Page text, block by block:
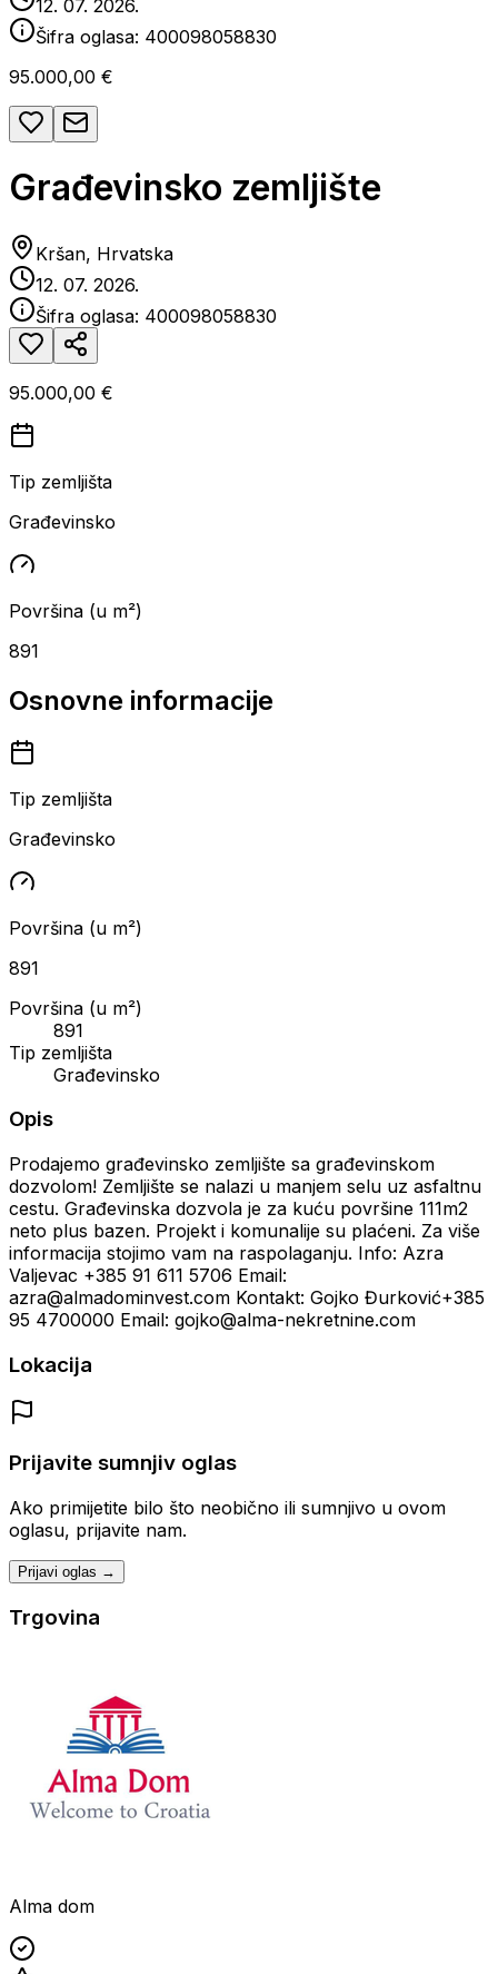
12. 07. 2026.
Šifra oglasa: 400098058830
95.000,00 €
Građevinsko zemljište
Kršan, Hrvatska
12. 07. 2026.
Šifra oglasa: 400098058830
95.000,00 €
Tip zemljišta
Građevinsko
Površina (u m²)
891
Osnovne informacije
Tip zemljišta
Građevinsko
Površina (u m²)
891
Površina (u m²)
891
Tip zemljišta
Građevinsko
Opis
Prodajemo građevinsko zemljište sa građevinskom
dozvolom! Zemljište se nalazi u manjem selu uz asfaltnu
cestu. Građevinska dozvola je za kuću površine 111m2
neto plus bazen. Projekt i komunalije su plaćeni. Za više
informacija stojimo vam na raspolaganju. Info: Azra
Valjevac +385 91 611 5706 Email:
azra@almadominvest.com Kontakt: Gojko Đurković+385
95 4700000 Email: gojko@alma-nekretnine.com
Lokacija
Prijavite sumnjiv oglas
Ako primijetite bilo što neobično ili sumnjivo u ovom
oglasu, prijavite nam.
Prijavi oglas →
Trgovina
Alma dom